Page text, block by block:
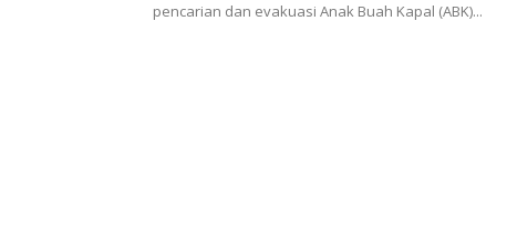
pencarian dan evakuasi Anak Buah Kapal (ABK)...